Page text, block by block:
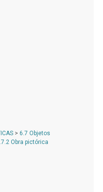
> 6.7 Objetos
Obra pictórica